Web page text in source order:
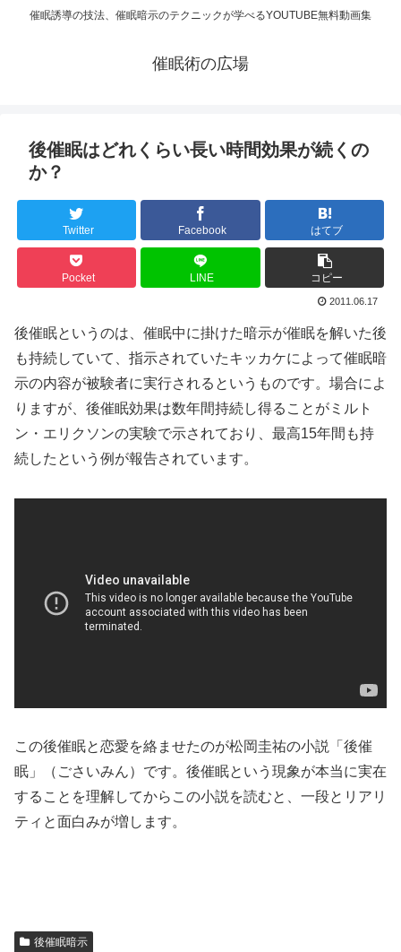
催眠誘導の技法、催眠暗示のテクニックが学べるYOUTUBE無料動画集
催眠術の広場
後催眠はどれくらい長い時間効果が続くの
か？
Twitter Facebook はてブ
Pocket LINE コピー
2011.06.17
後催眠というのは、催眠中に掛けた暗示が催眠を解いた後
も持続していて、指示されていたキッカケによって催眠暗
示の内容が被験者に実行されるというものです。場合によ
りますが、後催眠効果は数年間持続し得ることがミルト
ン・エリクソンの実験で示されており、最高15年間も持
続したという例が報告されています。
この後催眠と恋愛を絡ませたのが松岡圭祐の小説「後催
眠」（ごさいみん）です。後催眠という現象が本当に実在
することを理解してからこの小説を読むと、一段とリアリ
ティと面白みが増します。
後催眠暗示